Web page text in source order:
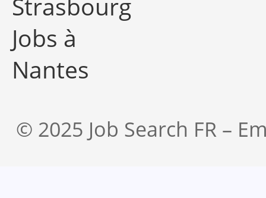
Jobs à
Nantes
© 2025 Job Search FR –